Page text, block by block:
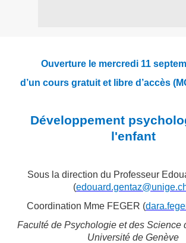
Ouverture le mercredi 11
d’un cours gratuit et libre d’accès
Développement
l'enfant
Sous la direction du Professeur
(
Coordination Mme FEGER (
Faculté de Psychologie et des Science
Université de Genève